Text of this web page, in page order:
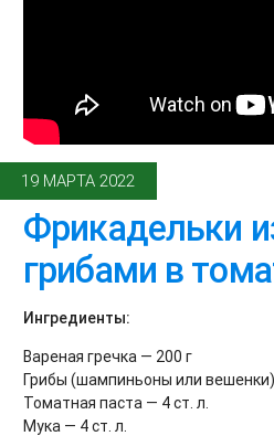
19 МАРТА 2022
Фрикадельки
грибами в
Ингредиенты:
Вареная гречка — 200 г
Грибы (шампиньоны или
Томатная паста — 4 ст. л.
Мука — 4 ст. л.